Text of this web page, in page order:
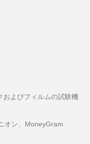
およびフィルムの試験機
オン、MoneyGram